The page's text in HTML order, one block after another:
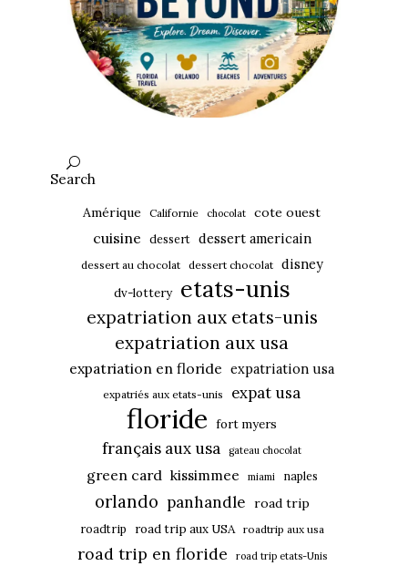
Search
Amérique Californie chocolat cote ouest
cuisine dessert dessert americain
dessert au chocolat dessert chocolat disney
dv-lottery etats-unis
expatriation aux etats-unis
expatriation aux usa
expatriation en floride expatriation usa
expatriés aux etats-unis expat usa
floride fort myers
français aux usa gateau chocolat
green card kissimmee miami naples
orlando panhandle road trip
roadtrip road trip aux USA roadtrip aux usa
road trip en floride road trip etats-Unis